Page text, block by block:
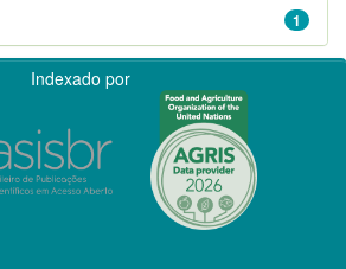
1
Indexado por